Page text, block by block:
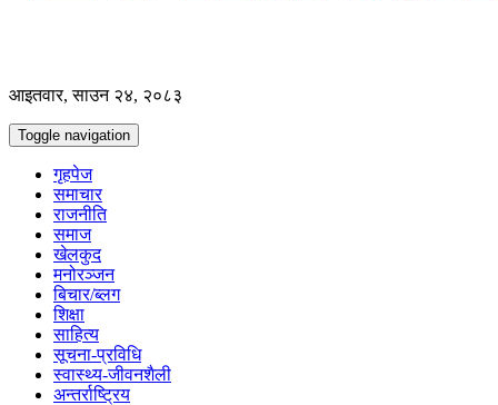
आइतवार, साउन २४, २०८३
Toggle navigation
गृहपेज
समाचार
राजनीति
समाज
खेलकुद
मनोरञ्जन
बिचार/ब्लग
शिक्षा
साहित्य
सूचना-प्रविधि
स्वास्थ्य-जीवनशैली
अन्तर्राष्ट्रिय